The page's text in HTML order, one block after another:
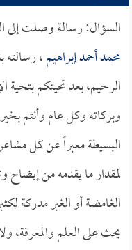
السؤال: رسالة وصلت إلى
محمد أحمد إبراهيم، رسالته
الرحيم، بعد تحيتكم بتحية
وبركاته وكل عام وأنتم
البسيطة معبراً عن كل
لمقدار ما يقدمه من إيضاح
الغامضة أو الغير مدركة
يحث على العلم والمعرفة،